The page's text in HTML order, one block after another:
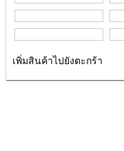
เพิ่มสินค้าไปยังตะกร้า